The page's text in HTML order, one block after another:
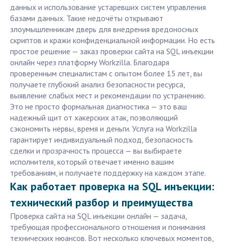
данных и использование устаревших систем управления
базами данных. Такие недочёты открывают
злоумышленникам дверь для внедрения вредоносных
скриптов и кражи конфиденциальной информации. Но есть
простое решение — заказ проверки сайта на SQL инъекции
онлайн через платформу Workzilla. Благодаря
проверенным специалистам с опытом более 15 лет, вы
получаете глубокий анализ безопасности ресурса,
выявление слабых мест и рекомендации по устранению.
Это не просто формальная диагностика — это ваш
надежный щит от хакерских атак, позволяющий
сэкономить нервы, время и деньги. Услуга на Workzilla
гарантирует индивидуальный подход, безопасность
сделки и прозрачность процесса — вы выбираете
исполнителя, который отвечает именно вашим
требованиям, и получаете поддержку на каждом этапе.
Как работает проверка на SQL инъекции:
технический разбор и преимущества
Проверка сайта на SQL инъекции онлайн — задача,
требующая профессионального отношения и понимания
технических нюансов. Вот несколько ключевых моментов,